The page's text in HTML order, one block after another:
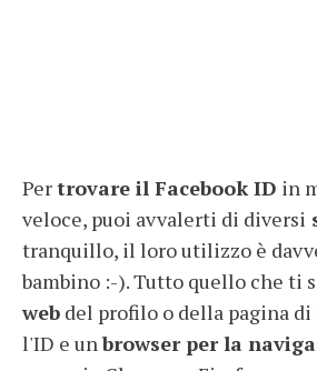
Pertrovare il Facebook ID in
veloce, puoi avvalerti di diversi
tranquillo, il loro utilizzo è
bambino :-). Tutto quello che ti
web del profilo o della pagina
l'ID e unbrowser per la